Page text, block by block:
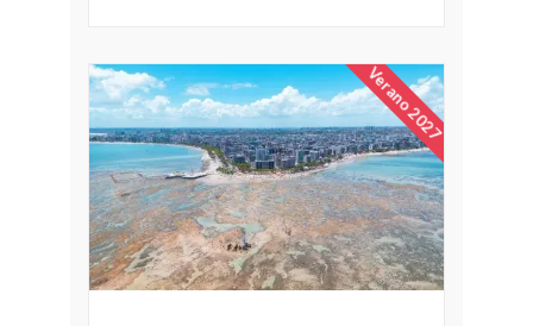
Verano 2027